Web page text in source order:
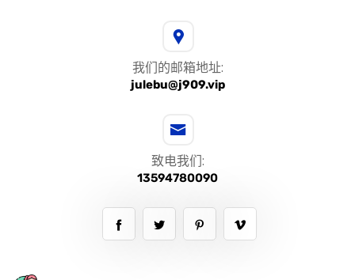
我们的邮箱地址:
julebu@j909.vip
致电我们:
13594780090